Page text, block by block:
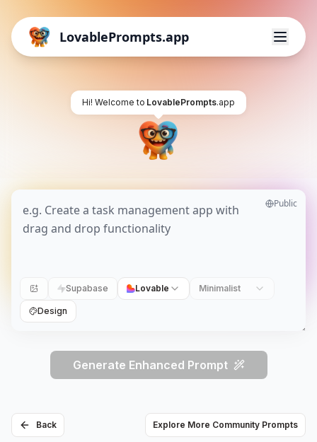
LovablePrompts.app
Hi! Welcome to LovablePrompts.app
Public
Supabase Lovable Minimalist
Design
Generate Enhanced Prompt
Back Explore More Community Prompts